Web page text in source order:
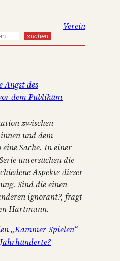
Verein
suchen
Angst des
dem Publikum
zwischen
und dem
Sache. In einer
untersuchen die
Aspekte dieser
Sind die einen
ignorant?, fragt
Hartmann.
„Kammer-Spielen“